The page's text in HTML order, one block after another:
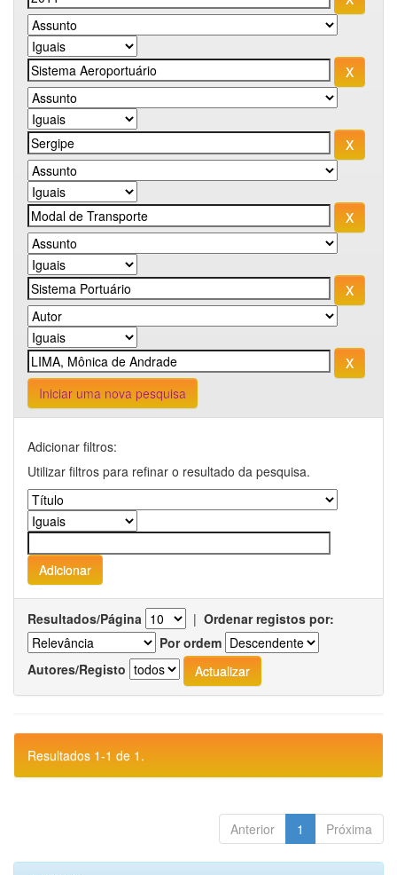
Iniciar uma nova pesquisa
Adicionar filtros:
Utilizar filtros para refinar o resultado da pesquisa.
Resultados/Página | Ordenar registos por:
Por ordem
Autores/Registo
Resultados 1-1 de 1.
Anterior 1 Próxima